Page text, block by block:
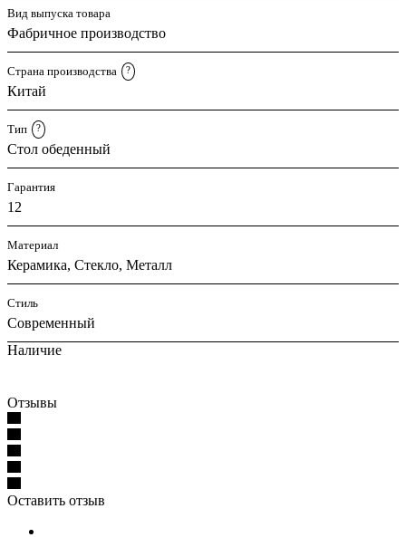
Вид выпуска товара
Фабричное производство
Страна производства ?
Китай
Тип ?
Стол обеденный
Гарантия
12
Материал
Керамика, Стекло, Металл
Стиль
Современный
Наличие
Отзывы
Оставить отзыв